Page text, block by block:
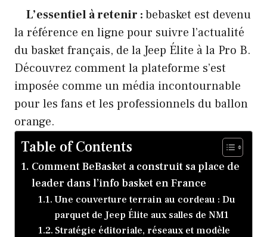
L’essentiel à retenir :bebasket est devenu
la référence en ligne pour suivre l’actualité
du basket français, de la Jeep Élite à la Pro B.
Découvrez comment la plateforme s’est
imposée comme un média incontournable
pour les fans et les professionnels du ballon
orange.
Table of Contents
Comment BeBasket a construit sa place de
leader dans l’info basket en France
Une couverture terrain au cordeau : Du
parquet de Jeep Élite aux salles de NM1
Stratégie éditoriale, réseaux et modèle